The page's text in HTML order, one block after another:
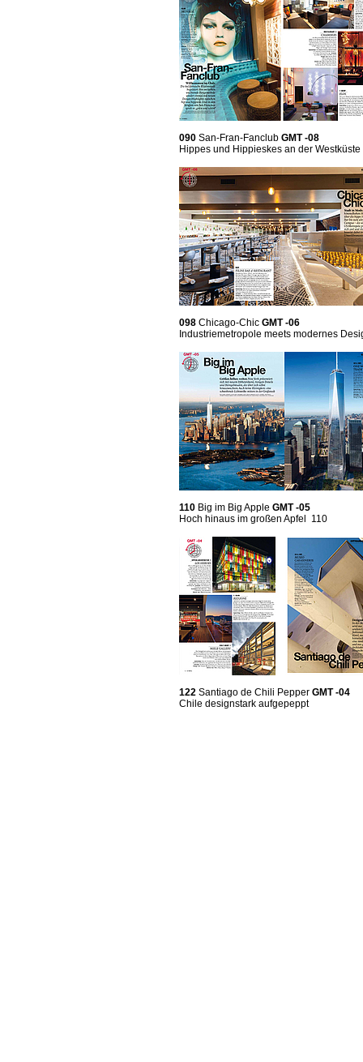
090 San-Fran-Fanclub GMT -08
Hippes und Hippieskes an der Westküste
098 Chicago-Chic GMT -06
Industriemetropole meets modernes
110 Big im Big Apple GMT -05
Hoch hinaus im großen Apfel 110
122 Santiago de Chili Pepper GMT -04
Chile designstark aufgepeppt